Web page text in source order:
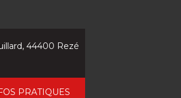
PRATIQUES
44400 Rezé